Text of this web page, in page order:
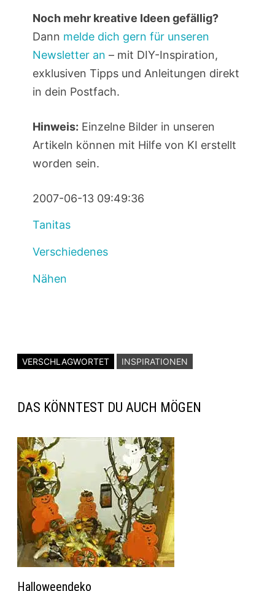
Noch mehr kreative Ideen gefällig?
Dann melde dich gern für unseren
Newsletter an – mit DIY-Inspiration,
exklusiven Tipps und Anleitungen direkt
in dein Postfach.
Hinweis: Einzelne Bilder in unseren
Artikeln können mit Hilfe von KI erstellt
worden sein.
2007-06-13 09:49:36
Tanitas
Verschiedenes
Nähen
VERSCHLAGWORTET INSPIRATIONEN
DAS KÖNNTEST DU AUCH MÖGEN
Halloweendeko